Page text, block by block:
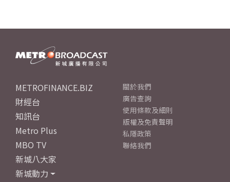
METROFINANCE.BIZ
財經台
知訊台
Metro Plus
MBO TV
新城八大家
新城動力
關於我們
廣告查詢
使用條款及細則
版權及免責聲明
私隱政策
聯絡我們